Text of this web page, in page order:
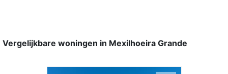
Vergelijkbare woningen in Mexilhoeira Grande